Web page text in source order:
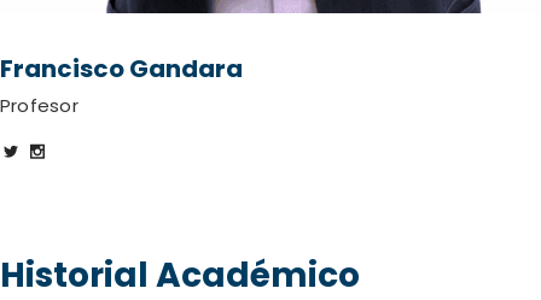
Francisco Gandara
Profesor
Historial Académico